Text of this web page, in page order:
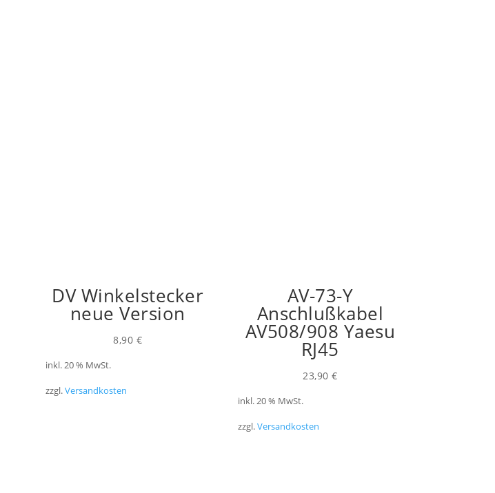
DV Winkelstecker
neue Version
8,90 €
inkl. 20 % MwSt.
zzgl.Versandkosten
AV-73-Y
Anschlußkabel
AV508/908 Yaesu
RJ45
23,90€
inkl. 20 % MwSt.
zzgl.Versandkosten